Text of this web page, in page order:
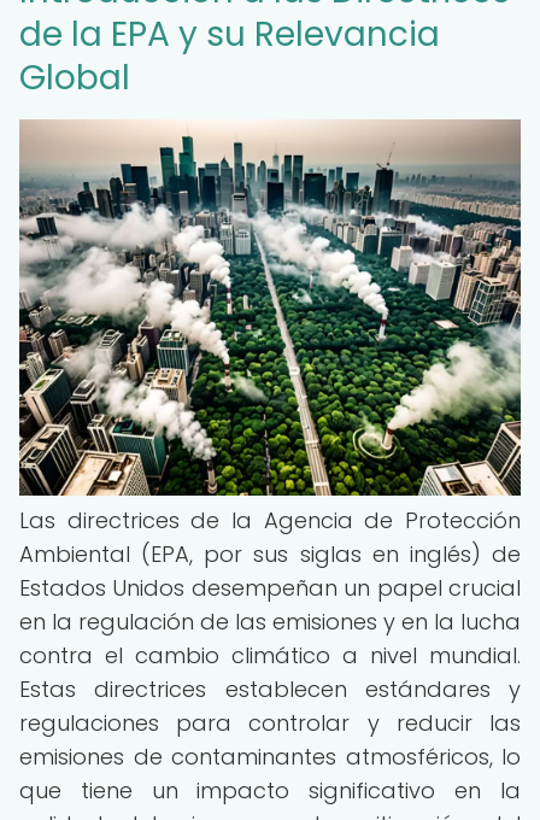
de la EPA y su Relevancia
Global
Las directrices de la Agencia de Protección
Ambiental (EPA, por sus siglas en inglés) de
Estados Unidos desempeñan un papel crucial
en la regulación de las emisiones y en la lucha
contra el cambio climático a nivel mundial.
Estas directrices establecen estándares y
regulaciones para controlar y reducir las
emisiones de contaminantes atmosféricos, lo
que tiene un impacto significativo en la